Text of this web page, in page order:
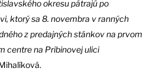
okresu pátrajú po
ktorý sa 8. novembra v ranných
z predajných stánkov na prvom
centre na Pribinovej ulici